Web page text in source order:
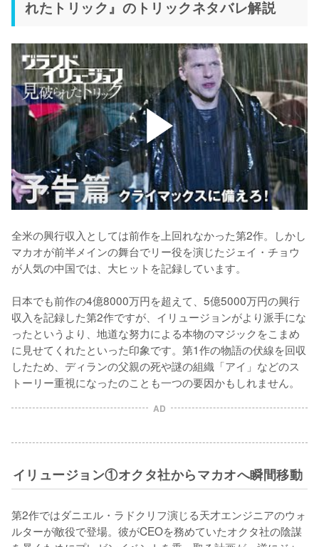
れたトリック』のトリックネタバレ解説
全米の興行収入としては前作を上回れなかった第2作。しかし
マカオが前半メインの舞台でリー役を演じたジェイ・チョウ
が人気の中国では、大ヒットを記録しています。
日本でも前作の4億8000万円を超えて、5億5000万円の興行
収入を記録した第2作ですが、イリュージョンがより派手にな
ったというより、地道な努力による本物のマジックをこまめ
に見せてくれたといった印象です。第1作の物語の伏線を回収
したため、ディランの父親の死や謎の組織「アイ」などのス
トーリー重視になったのことも一つの要因かもしれません。
AD
イリュージョン①オクタ社からマカオへ瞬間移動
第2作ではダニエル・ラドクリフ演じる天才エンジニアのウォ
ルターが敵役で登場。彼がCEOを務めていたオクタ社の陰謀